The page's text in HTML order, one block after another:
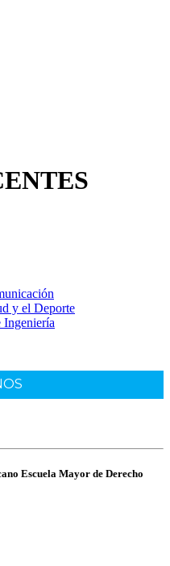
y el Deporte
Ingeniería
Escuela Mayor de Derecho